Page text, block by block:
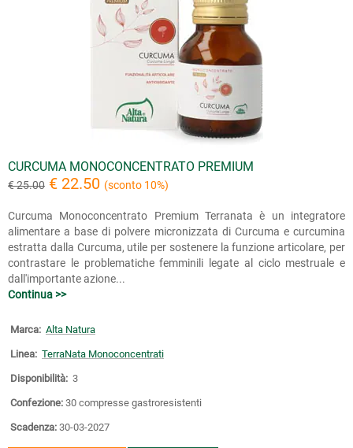
CURCUMA MONOCONCENTRATO PREMIUM
€ 25.00 € 22.50 (sconto 10%)
Curcuma Monoconcentrato Premium Terranata è un integratore
alimentare a base di polvere micronizzata di Curcuma e curcumina
estratta dalla Curcuma, utile per sostenere la funzione articolare, per
contrastare le problematiche femminili legate al ciclo mestruale e
dall'importante azione...
Continua >>
Marca: Alta Natura
Linea: TerraNata Monoconcentrati
Disponibilità: 3
Confezione: 30 compresse gastroresistenti
Scadenza: 30-03-2027